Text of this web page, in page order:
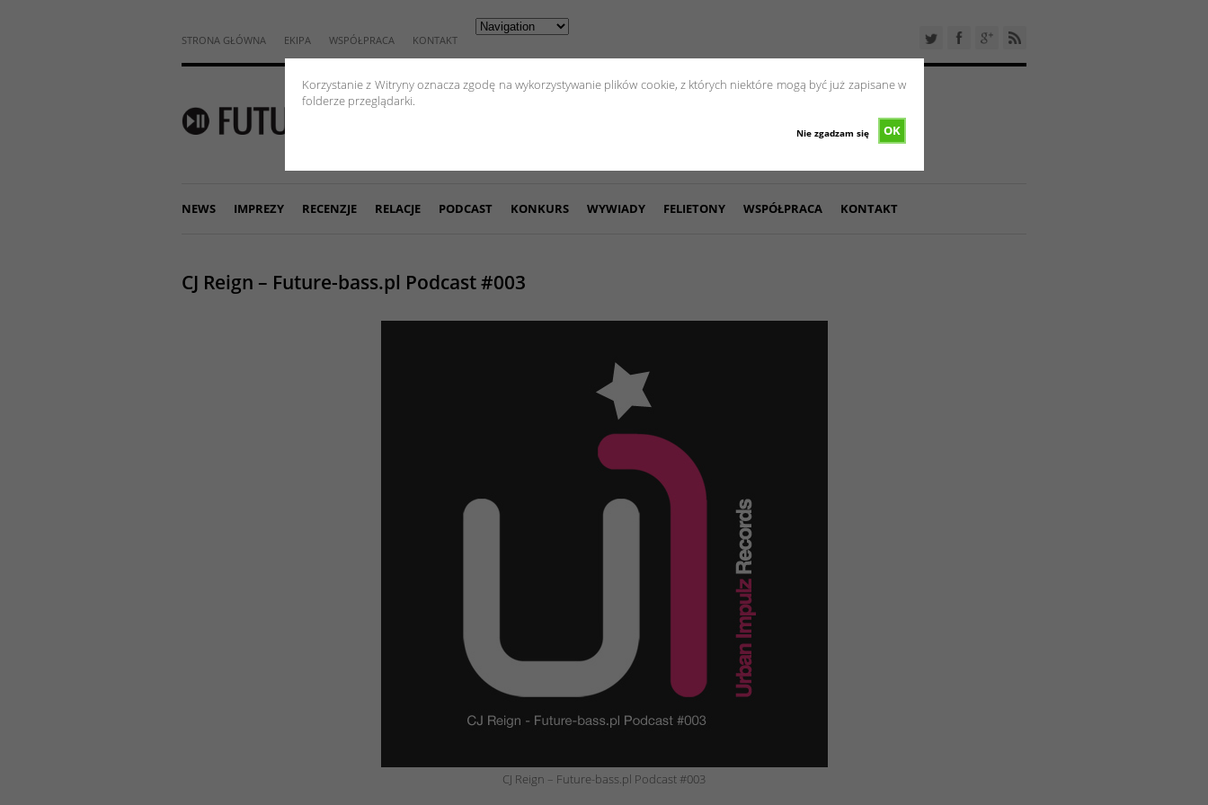
Korzystanie z Witryny oznacza zgodę na wykorzystywanie plików cookie, z których niektóre mogą być już zapisane w
folderze przeglądarki.
OK
Nie zgadzam się
STRONA GŁÓWNA EKIPA WSPÓŁPRACA KONTAKT
NEWS IMPREZY RECENZJE RELACJE PODCAST KONKURS WYWIADY FELIETONY WSPÓŁPRACA KONTAKT
CJ Reign – Future-bass.pl Podcast #003
CJ Reign – Future-bass.pl Podcast #003